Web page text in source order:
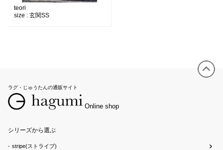
teori
size : 玄関SS
ラグ・じゅうたんの通販サイト
Online shop
シリーズから選ぶ
stripe(ストライプ)